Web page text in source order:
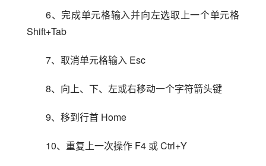
6、完成单元格输入并向左选取上一个单元格
Shift+Tab
7、取消单元格输入 Esc
8、向上、下、左或右移动一个字符箭头键
9、移到行首 Home
10、重复上一次操作 F4 或 Ctrl+Y